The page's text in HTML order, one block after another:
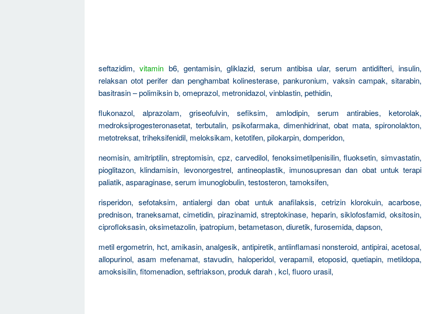
seftazidim,vitamin b6, gentamisin, gliklazid, serum antibisa ular, serum antidifteri, insulin,
relaksan otot perifer dan penghambat kolinesterase, pankuronium, vaksin campak, sitarabin,
basitrasin – polimiksin b, omeprazol, metronidazol, vinblastin, pethidin,
flukonazol, alprazolam, griseofulvin, sefiksim, amlodipin, serum antirabies, ketorolak,
medroksiprogesteronasetat, terbutalin, psikofarmaka, dimenhidrinat, obat mata, spironolakton,
metotreksat, triheksifenidil, meloksikam, ketotifen, pilokarpin, domperidon,
neomisin, amitriptilin, streptomisin, cpz, carvedilol, fenoksimetilpenisilin, fluoksetin, simvastatin,
pioglitazon, klindamisin, levonorgestrel, antineoplastik, imunosupresan dan obat untuk terapi
paliatik, asparaginase, serum imunoglobulin, testosteron, tamoksifen,
risperidon, sefotaksim, antialergi dan obat untuk anafilaksis, cetrizin klorokuin, acarbose,
prednison, traneksamat, cimetidin, pirazinamid, streptokinase, heparin, siklofosfamid, oksitosin,
ciprofloksasin, oksimetazolin, ipatropium, betametason, diuretik, furosemida, dapson,
metil ergometrin, hct, amikasin, analgesik, antipiretik, antiinflamasi nonsteroid, antipirai, acetosal,
allopurinol, asam mefenamat, stavudin, haloperidol, verapamil, etoposid, quetiapin, metildopa,
amoksisilin, fitomenadion, seftriakson, produk darah , kcl, fluoro urasil,